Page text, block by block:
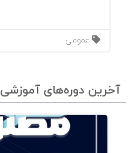
عمومی
آخرین دوره‌های آموزشی